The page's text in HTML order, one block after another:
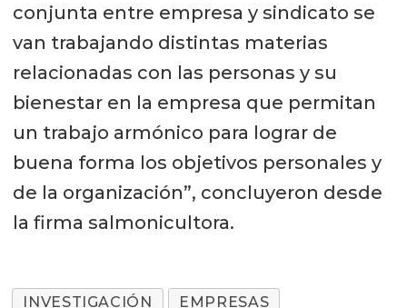
conjunta entre empresa y sindicato se
van trabajando distintas materias
relacionadas con las personas y su
bienestar en la empresa que permitan
un trabajo armónico para lograr de
buena forma los objetivos personales y
de la organización”, concluyeron desde
la firma salmonicultora.
INVESTIGACIÓN EMPRESAS